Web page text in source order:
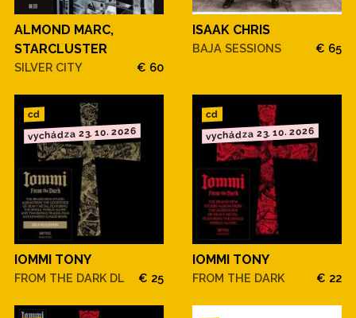
ALMOND MARC,
STARCLUSTER
SILVER CITY € 60
ISAAK CHRIS
BAJA SESSIONS € 65
cd
vychádza 23. 10. 2026
IOMMI TONY
FROM THE DARK DL € 25
cd
vychádza 23. 10. 2026
IOMMI TONY
FROM THE DARK € 22